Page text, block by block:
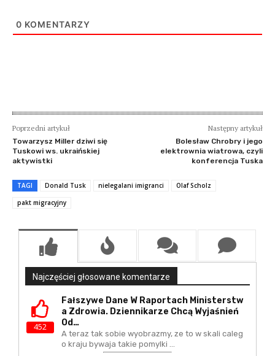
0 KOMENTARZY
Poprzedni artykuł
Towarzysz Miller dziwi się
Tuskowi ws. ukraińskiej
aktywistki
Następny artykuł
Bolesław Chrobry i jego
elektrownia wiatrowa, czyli
konferencja Tuska
TAGI Donald Tusk nielegalani imigranci
Olaf Scholz
pakt migracyjny
Najczęściej głosowane komentarze
452
Fałszywe Dane W Raportach Ministerstw
A Zdrowia. Dziennikarze Chcą Wyjaśnień
Od…
A teraz tak sobie wyobrazmy, ze to w skali caleg
o kraju bywaja takie pomylki ...